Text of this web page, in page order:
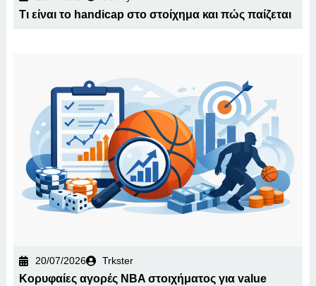
Τι είναι το handicap στο στοίχημα και πώς παίζεται
20/07/2026 Trkster
Κορυφαίες αγορές NBA στοιχήματος για value